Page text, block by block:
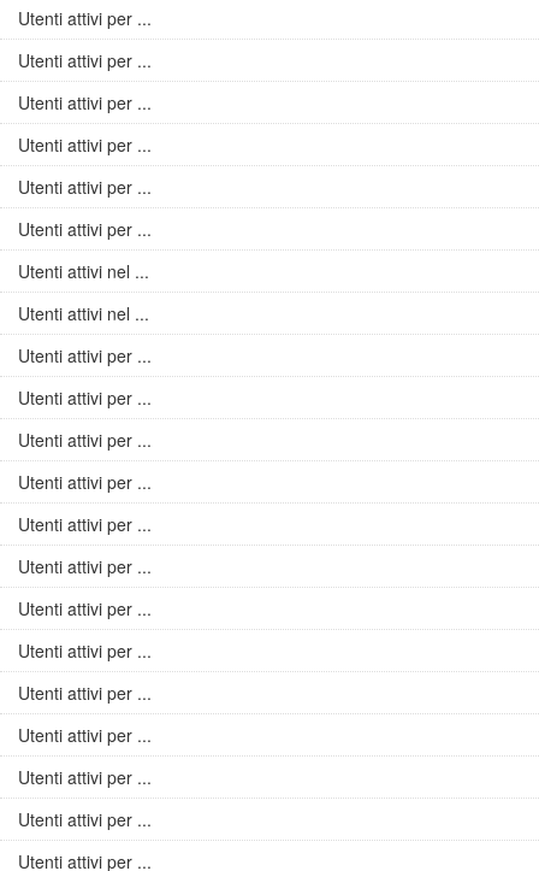
Utenti attivi per ...
Utenti attivi per ...
Utenti attivi per ...
Utenti attivi per ...
Utenti attivi per ...
Utenti attivi per ...
Utenti attivi nel ...
Utenti attivi nel ...
Utenti attivi per ...
Utenti attivi per ...
Utenti attivi per ...
Utenti attivi per ...
Utenti attivi per ...
Utenti attivi per ...
Utenti attivi per ...
Utenti attivi per ...
Utenti attivi per ...
Utenti attivi per ...
Utenti attivi per ...
Utenti attivi per ...
Utenti attivi per ...